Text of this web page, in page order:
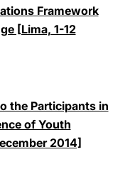
Framework
[Lima, 1-12
the Participants in
of Youth
2014]